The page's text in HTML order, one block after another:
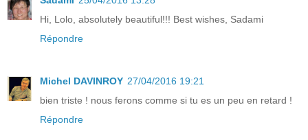
Hi, Lolo, absolutely beautiful!!! Best wishes, Sadami
Répondre
Michel DAVINROY 27/04/2016 19:21
bien triste ! nous ferons comme si tu es un peu en retard !
Répondre